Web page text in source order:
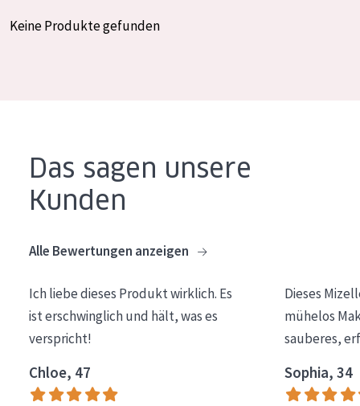
Nachtcreme
Augencreme
PRODUKTLINIE
Essentials
Lift+
Spanish
Keine Produkte gefunden
Das sagen unsere
Kunden
Alle Bewertungen anzeigen
Ich liebe dieses Produkt wirklich. Es
ist erschwinglich und hält, was es
verspricht!
Chloe, 47
Dieses
mühelos
sauberes,
Sophia, 34